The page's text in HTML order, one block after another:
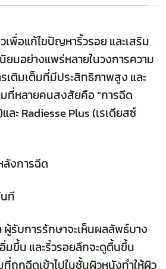
เพื่อแก้ไขปัญหาริ้วรอย และเสริม
ยมอย่างแพร่หลายในวงการความ
เติมเต็มที่มีประสิทธิภาพสูง และ
ที่หลายคนสงสัยคือ “การฉีด
และ Radiesse Plus (เรเดียสซ์
ลังการฉีด
ที
รับการรักษาจะเห็นผลลัพธ์บาง
มขึ้น และริ้วรอยลึกจะดูตื้นขึ้น
ที่ถูกฉีดเข้าไปในชั้นผิวหนังทำให้ผิว